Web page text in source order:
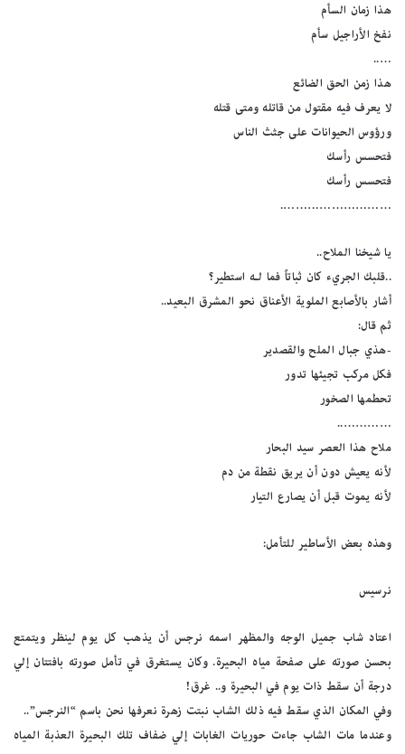
هذا زمان السأم
نفخ الأراجيل سأم
…..
هذا زمن الحق الضائع
لا يعرف فيه مقتول من قاتله ومتى قتله
ورؤوس الحيوانات على جثث الناس
فتحسس رأسك
فتحسس رأسك
……………………….
يا شيخنا الملاح..
..قلبك الجريء كان ثباتاً فما لـه استطير؟
أشار بالأصابع الملوية الأعناق نحو المشرق البعيد..
ثم قال:
-هذي جبال الملح والقصدير
فكل مركب تجيئها تدور
تحطمها الصخور
…………..
ملاح هذا العصر سيد البحار
لأنه يعيش دون أن يريق نقطة من دم
لأنه يموت قبل أن يصارع التيار
وهذه بعض الأساطير للتأمل:
نرسيس
اعتاد شاب جميل الوجه والمظهر اسمه نرجس أن يذهب كل يوم لينظر ويتمتع
بحسن صورته على صفحة مياه البحيرة. وكان يستغرق في تأمل صورته بافتتان إلي
درجة أن سقط ذات يوم في البحيرة و.. غرق!
وفي المكان الذي سقط فيه ذلك الشاب نبتت زهرة نعرفها نحن باسم “النرجس”..
وعندما مات الشاب جاءت حوريات الغابات إلي ضفاف تلك البحيرة العذبة المياه